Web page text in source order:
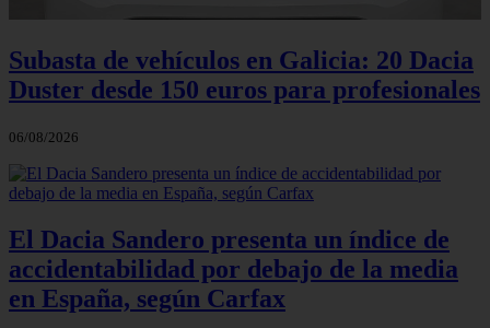
Subasta de vehículos en Galicia: 20 Dacia
Duster desde 150 euros para profesionales
06/08/2026
El Dacia Sandero presenta un índice de
accidentabilidad por debajo de la media
en España, según Carfax